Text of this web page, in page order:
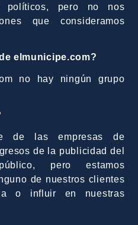
políticos, pero no nos
que consideramos
elmunicipe.com?
no hay ningún grupo
de las empresas de
de la publicidad del
pero estamos
de nuestros clientes
o influir en nuestras